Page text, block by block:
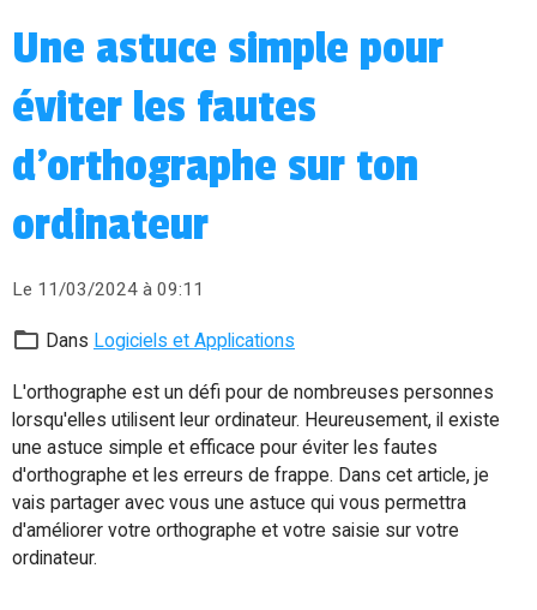
Une astuce simple pour
éviter les fautes
d'orthographe sur ton
ordinateur
Le 11/03/2024 à 09:11
Dans Logiciels et Applications
L'orthographe est un défi pour de nombreuses personnes
lorsqu'elles utilisent leur ordinateur. Heureusement, il existe
une astuce simple et efficace pour éviter les fautes
d'orthographe et les erreurs de frappe. Dans cet article, je
vais partager avec vous une astuce qui vous permettra
d'améliorer votre orthographe et votre saisie sur votre
ordinateur.